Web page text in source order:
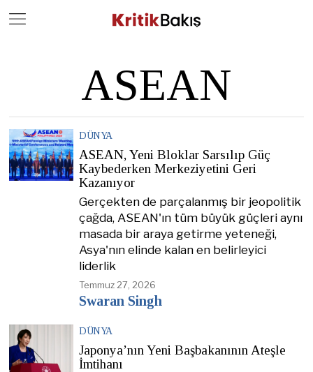
ASEAN
DÜNYA
ASEAN, Yeni Bloklar Sarsılıp Güç
Kaybederken Merkeziyetini Geri
Kazanıyor
Gerçekten de parçalanmış bir jeopolitik
çağda, ASEAN'ın tüm büyük güçleri aynı
masada bir araya getirme yeteneği,
Asya'nın elinde kalan en belirleyici
liderlik
Temmuz 27, 2026
Swaran Singh
DÜNYA
Japonya’nın Yeni Başbakanının Ateşle
İmtihanı